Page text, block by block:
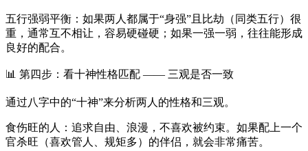
五行强弱平衡：如果两人都属于“身强”且比劫（同类五行）很
重，通常互不相让，容易硬碰硬；如果一强一弱，往往能形成
良好的配合。
📊 第四步：看十神性格匹配 —— 三观是否一致
通过八字中的“十神”来分析两人的性格和三观。
食伤旺的人：追求自由、浪漫，不喜欢被约束。如果配上一个
官杀旺（喜欢管人、规矩多）的伴侣，就会非常痛苦。